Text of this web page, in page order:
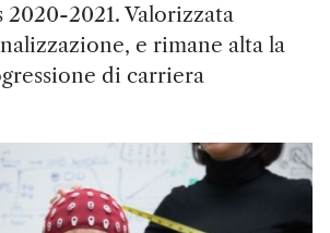
2020-2021. Valorizzata
e rimane alta la
di carriera